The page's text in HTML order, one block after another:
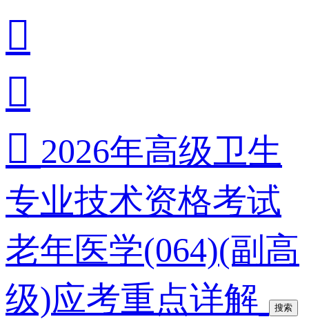


 2026年高级卫生
专业技术资格考试
老年医学(064)(副高
级)应考重点详解
搜索